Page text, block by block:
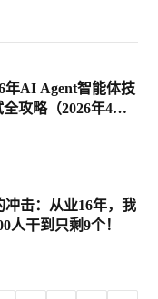
年AI Agent智能体技
攻略（2026年4月9
击：从业16年，我
人干到只剩9个！